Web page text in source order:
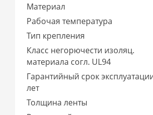
Материал
Рабочая температура
Тип крепления
Класс негорючести изоляц.
материала согл. UL94
Гарантийный срок
лет
Толщина ленты